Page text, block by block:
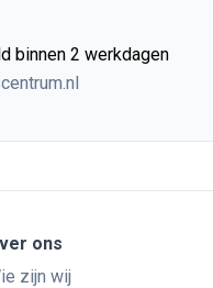
binnen 2 werkdagen
ons
zijn wij